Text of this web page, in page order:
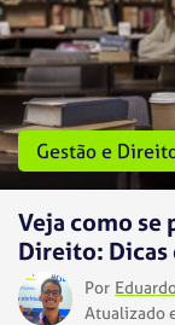
Gestão e
Veja como se
Direito: Dicas
Por
Atualizado